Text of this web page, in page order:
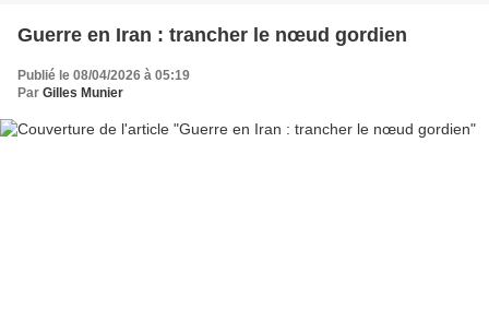
Guerre en Iran : trancher le nœud gordien
Publié le 08/04/2026 à 05:19
Par Gilles Munier